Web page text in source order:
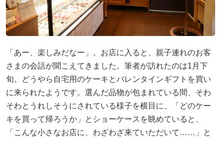
「あー、楽しみだなー」。お店に入ると、親子連れのお客
さまの会話が聞こえてきました。筆者が訪れたのは1月下
旬。どうやら自宅用のケーキとバレンタインギフトを買い
に来られたようです。選んだ品物が包まれている間、そわ
そわとうれしそうにされている様子を横目に、「どのケー
キを買って帰ろうか」とショーケースを眺めていると、
「こんな小さなお店に、わざわざ来ていただいて……」と